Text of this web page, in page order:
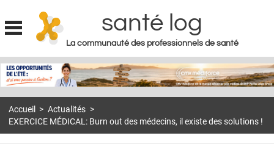
Jump to navigation
santé log
La communauté des professionnels de santé
MON COMPTE
S'ABONNER À LA REVUE SOIN À DOMICILE
Accueil > Actualités >
EXERCICE MÉDICAL: Burn out des médecins, il existe des solutions !